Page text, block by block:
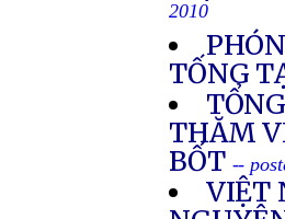
2010
TỐNG
THĂM
BỐT --
VIỆT